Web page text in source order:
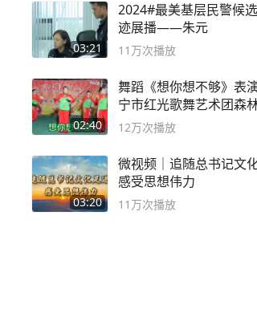
03:21
2024#最美基层民警候
迹展播——朱元
11万次播放
02:40
舞蹈《想你想不够》表
宁市红光歌舞艺术团森
舞蹈队。
12万次播放
03:20
微视频｜追随总书记文
感受思想伟力
11万次播放